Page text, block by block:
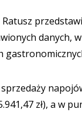
danych,
zł), a w